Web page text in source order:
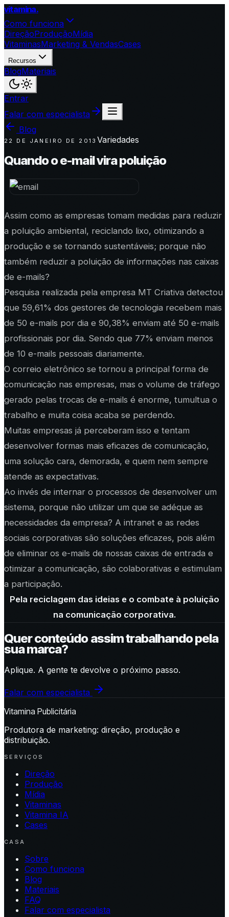
vitamina.
Como funciona
DireçãoProduçãoMídia
VitaminasMarketing & VendasCases
Recursos
BlogMateriais
Entrar
Falar com especialista
Blog
22 DE JANEIRO DE 2013 Variedades
Quando o e-mail vira poluição
Assim como as empresas tomam medidas para reduzir
a poluição ambiental, reciclando lixo, otimizando a
produção e se tornando sustentáveis; porque não
também reduzir a poluição de informações nas caixas
de e-mails?
Pesquisa realizada pela empresa MT Criativa detectou
que 59,61% dos gestores de tecnologia recebem mais
de 50 e-mails por dia e 90,38% enviam até 50 e-mails
profissionais por dia. Sendo que 77% enviam menos
de 10 e-mails pessoais diariamente.
O correio eletrônico se tornou a principal forma de
comunicação nas empresas, mas o volume de tráfego
gerado pelas trocas de e-mails é enorme, tumultua o
trabalho e muita coisa acaba se perdendo.
Muitas empresas já perceberam isso e tentam
desenvolver formas mais eficazes de comunicação,
uma solução cara, demorada, e quem nem sempre
atende as expectativas.
Ao invés de internar o processos de desenvolver um
sistema, porque não utilizar um que se adéque as
necessidades da empresa? A intranet e as redes
sociais corporativas são soluções eficazes, pois além
de eliminar os e-mails de nossas caixas de entrada e
otimizar a comunicação, são colaborativas e estimulam
a participação.
Pela reciclagem das ideias e o combate à poluição
na comunicação corporativa.
Quer conteúdo assim trabalhando pela
sua marca?
Aplique. A gente te devolve o próximo passo.
Falar com especialista
Vitamina Publicitária
Produtora de marketing: direção, produção e
distribuição.
SERVIÇOS
Direção
Produção
Mídia
Vitaminas
Vitamina IA
Cases
CASA
Sobre
Como funciona
Blog
Materiais
FAQ
Falar com especialista